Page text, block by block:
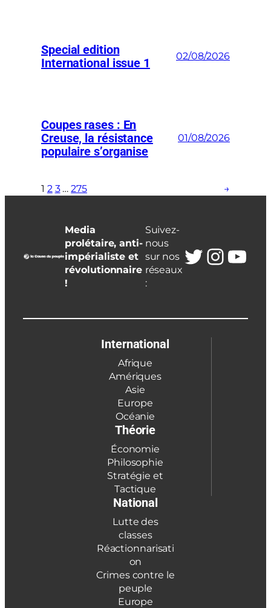
Special edition
International issue 1
02/08/2026
Coupes rases : En
Creuse, la résistance
populaire s’organise
01/08/2026
1 2 3 … 275 →
Media
prolétaire, anti-
impérialiste et
révolutionnaire
!
Suivez-
nous
sur nos
réseaux
:
Twitter
International
Afrique
Amériques
Asie
Europe
Océanie
Théorie
Économie
Philosophie
Stratégie et
Tactique
National
Lutte des
classes
Réactionnarisati
on
Crimes contre le
peuple
Europe